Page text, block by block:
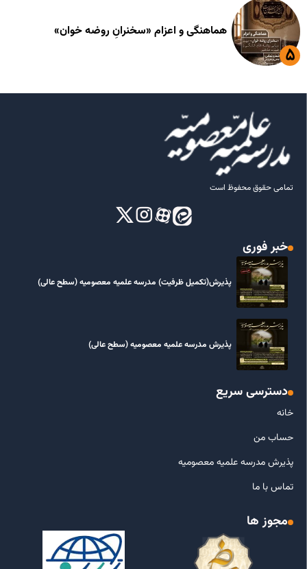
هماهنگی و اعزام «سخنرانِ روضه خوان»
تمامی حقوق محفوظ است
خبر فوری
پذیرش(تکمیل ظرفیت) مدرسه علمیه معصومیه‌ (سطح عالی)
پذیرش مدرسه علمیه معصومیه‌ (سطح عالی)
دسترسی سریع
خانه
حساب من
پذیرش مدرسه علمیه معصومیه
تماس با ما
مجوز ها